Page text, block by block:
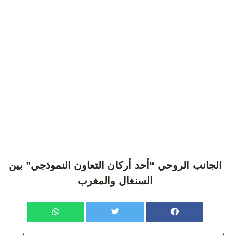
الجانب الروحي “أحد أركان التعاون النموذجي” بين
السنغال والمغرب